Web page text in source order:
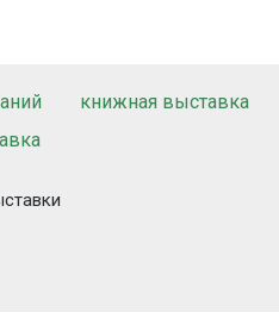
книжная выставка